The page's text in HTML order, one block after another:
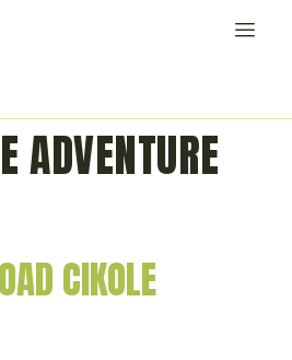
ADVENTURE
CIKOLE